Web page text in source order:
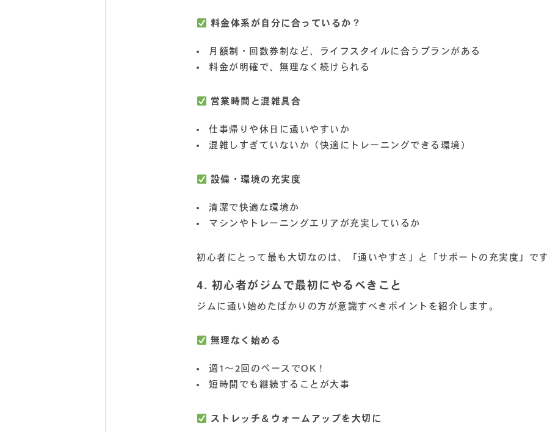
料金体系が自分に合っているか？
月額制・回数券制など、ライフスタイルに合うプランがある
料金が明確で、無理なく続けられる
営業時間と混雑具合
仕事帰りや休日に通いやすいか
混雑しすぎていないか（快適にトレーニングできる環境）
設備・環境の充実度
清潔で快適な環境か
マシンやトレーニングエリアが充実しているか
初心者にとって最も大切なのは、「通いやすさ」と「サポートの充実度」で
4. 初心者がジムで最初にやるべきこと
ジムに通い始めたばかりの方が意識すべきポイントを紹介します。
無理なく始める
週1～2回のペースでOK！
短時間でも継続することが大事
ストレッチ＆ウォームアップを大切に